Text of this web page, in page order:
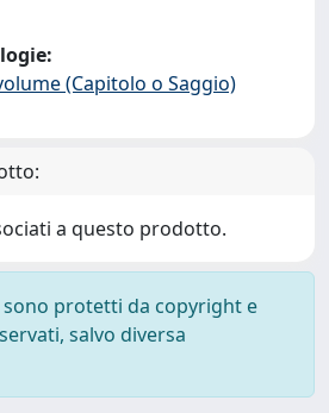
(Capitolo o Saggio)
a questo prodotto.
sono protetti da copyright e
salvo diversa